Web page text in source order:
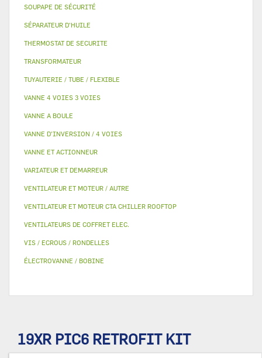
SOUPAPE DE SÉCURITÉ
SÉPARATEUR D'HUILE
THERMOSTAT DE SECURITE
TRANSFORMATEUR
TUYAUTERIE / TUBE / FLEXIBLE
VANNE 4 VOIES 3 VOIES
VANNE A BOULE
VANNE D’INVERSION / 4 VOIES
VANNE ET ACTIONNEUR
VARIATEUR ET DEMARREUR
VENTILATEUR ET MOTEUR / AUTRE
VENTILATEUR ET MOTEUR CTA CHILLER ROOFTOP
VENTILATEURS DE COFFRET ELEC.
VIS / ECROUS / RONDELLES
ÉLECTROVANNE / BOBINE
19XR PIC6 RETROFIT KIT